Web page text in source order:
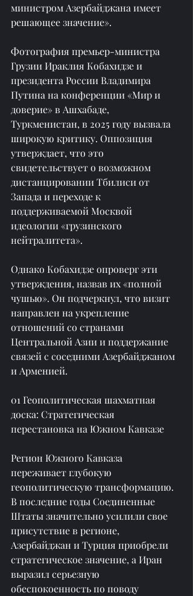
министром Азербайджана имеет
решающее значение».
Фотография премьер-министра
Грузии Ираклия Кобахидзе и
президента России Владимира
Путина на конференции «Мир и
доверие» в Ашхабаде,
Туркменистан, в 2025 году вызвала
широкую критику. Оппозиция
утверждает, что это
свидетельствует о возможном
дистанцировании Тбилиси от
Запада и переходе к
поддерживаемой Москвой
идеологии «грузинского
нейтралитета».
Однако Кобахидзе опроверг эти
утверждения, назвав их «полной
чушью». Он подчеркнул, что визит
направлен на укрепление
отношений со странами
Центральной Азии и поддержание
связей с соседними Азербайджаном
и Арменией.
01 Геополитическая шахматная
доска: Стратегическая
перестановка на Южном Кавказе
Регион Южного Кавказа
переживает глубокую
геополитическую трансформацию.
В последние годы Соединенные
Штаты значительно усилили свое
присутствие в регионе,
Азербайджан и Турция приобрели
стратегическое значение, а Иран
выразил серьезную
обеспокоенность по поводу